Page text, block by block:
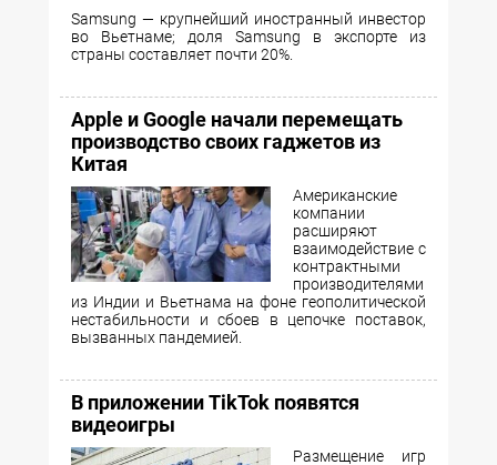
Samsung — крупнейший иностранный инвестор
во Вьетнаме; доля Samsung в экспорте из
страны составляет почти 20%.
Apple и Google начали перемещать
производство своих гаджетов из
Китая
Американские
компании
расширяют
взаимодействие с
контрактными
производителями
из Индии и Вьетнама на фоне геополитической
нестабильности и сбоев в цепочке поставок,
вызванных пандемией.
В приложении TikTok появятся
видеоигры
Размещение игр